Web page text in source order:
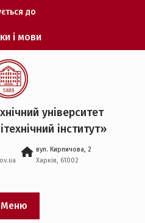
до
ХПІ
на
про
ДержНДІ
і мови
університет
iнститут»
вул. Кирпичова, 2
Харків, 61002
Меню